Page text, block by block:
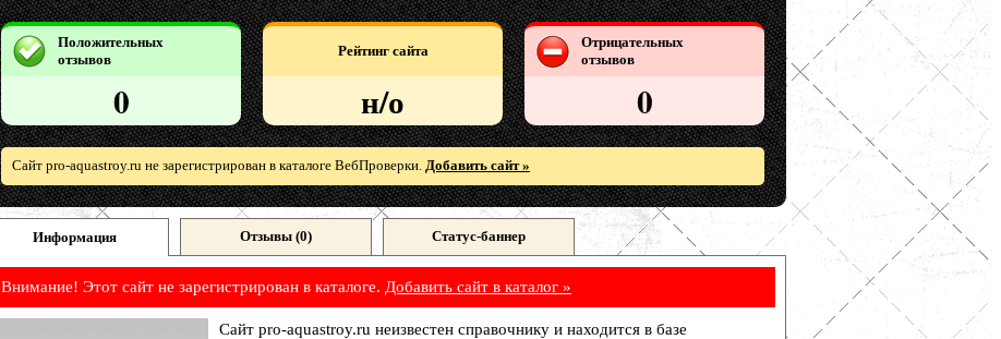
Положительных
отзывов
0
Рейтинг сайта
н/о
Отрицательных
отзывов
0
Сайт pro-aquastroy.ru не зарегистрирован в каталоге ВебПроверки. Добавить сайт »
Информация Отзывы (0) Статус-баннер
Внимание! Этот сайт не зарегистрирован в каталоге. Добавить сайт в каталог »
Сайт pro-aquastroy.ru неизвестен справочнику и находится в базе